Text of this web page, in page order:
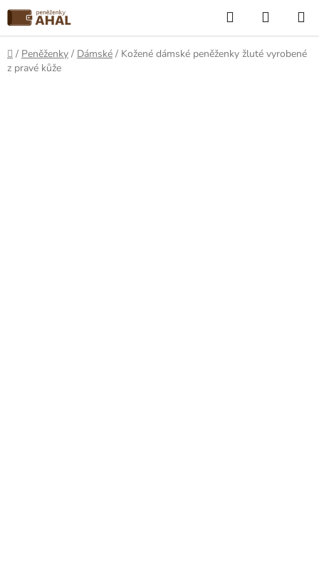
Přejít
na
obsah
Hledat
KOŠÍK
Domů
/ Peněženky / Dámské / Kožené dámské peněženky žluté vyrobené
z pravé kůže